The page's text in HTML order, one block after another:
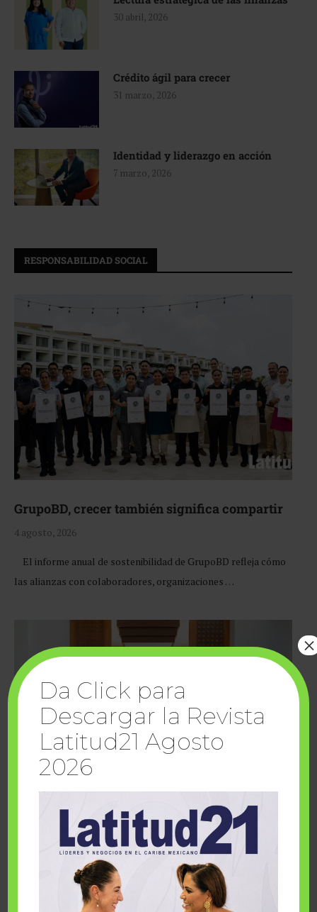
30 abril, 2026
Crédito ágil para crecer
31 marzo, 2026
Identidad y liderazgo en acción
7 marzo, 2026
RESPONSABILIDAD SOCIAL
GrupoBD, crecer también significa compartir
4 agosto, 2026
El informe anual de sostenibilidad de GrupoBD refleja cómo
las alianzas con colaboradores, organizaciones …
Cuando la solidaridad inspira; cumplen
sueños Fairmont Mayakoba y Make-A-Wish
Da Click para
Descargar la Revista
Latitud21 Agosto
2026
×